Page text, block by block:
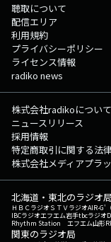
聴取について
配信エリア
利用規約
プライバシーポリシー
ライセンス情報
radiko news
株式会社radikoについて
ニュースリリース
採用情報
特定商取引に関する法
株式会社メディアプラ
北海道・東北のラジオ局
ＨＢＣラジオＳＴＶラジオAIR-G'
IBCラジオエフエム岩手tbcラジオ
Rhythm Station エフエム山形
関東のラジオ局